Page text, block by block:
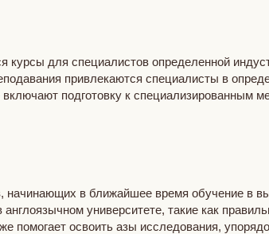
курсы для специалистов определенной
привлекаются специалисты в
подготовку к специализированным
начинающих в ближайшее время обучение
университете, такие как
помогает освоить азы исследования,